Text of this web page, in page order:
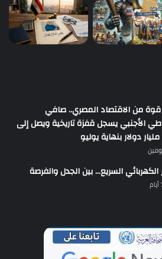
قوة من الاقتصاد المصري.. صافي
الأجنبي يسجل قفزة تاريخية ويصل إلى
الكهربائي السريع… بين الجدل والفرصة